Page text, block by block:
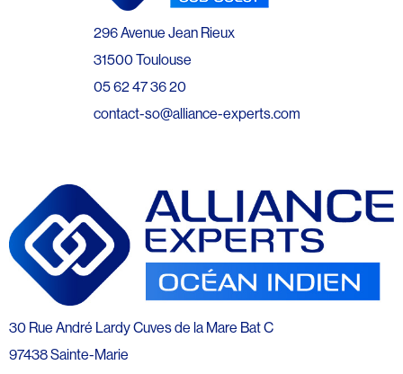
296 Avenue Jean Rieux
31500 Toulouse
05 62 47 36 20
contact-so@alliance-experts.com
30 Rue André Lardy Cuves de la Mare Bat C
97438 Sainte-Marie